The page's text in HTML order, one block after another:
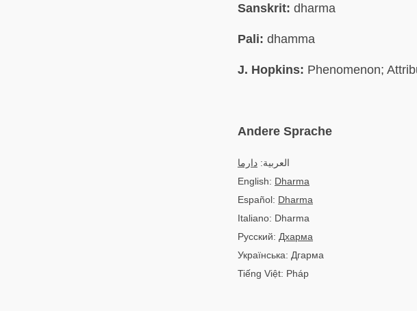
Sanskrit: dharma
Pali: dhamma
J. Hopkins: Phenomenon;
Andere Sprache
العربية: دارما
English: Dharma
Español: Dharma
Italiano: Dharma
Русский: Дхарма
Українська: Дгарма
Tiếng Việt: Pháp